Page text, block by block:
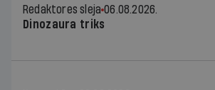
Redaktores sleja 06.08.2026.
Dinozaura triks